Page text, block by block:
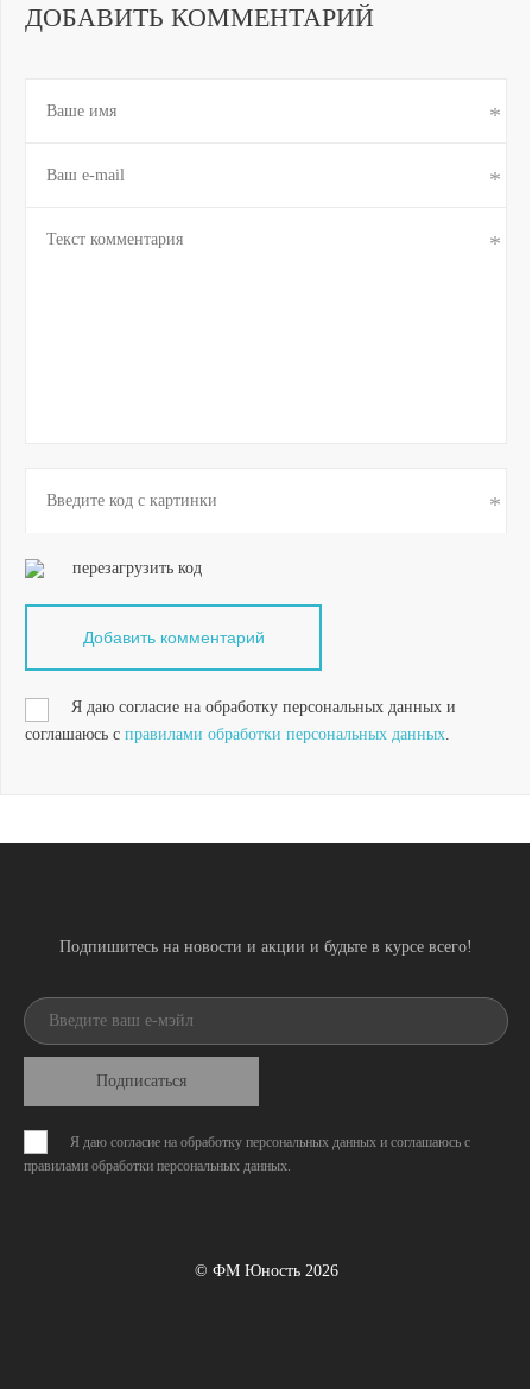
ДОБАВИТЬ КОММЕНТАРИЙ
перезагрузить код
Я даю согласие на обработку персональных данных и
соглашаюсь с правилами обработки персональных данных
Подпишитесь на новости и акции и будьте в курсе всего!
Подписаться
Я даю согласие на обработку персональных данных и соглашаюсь с
правилами обработки персональных данных.
© ФМ Юность 2026